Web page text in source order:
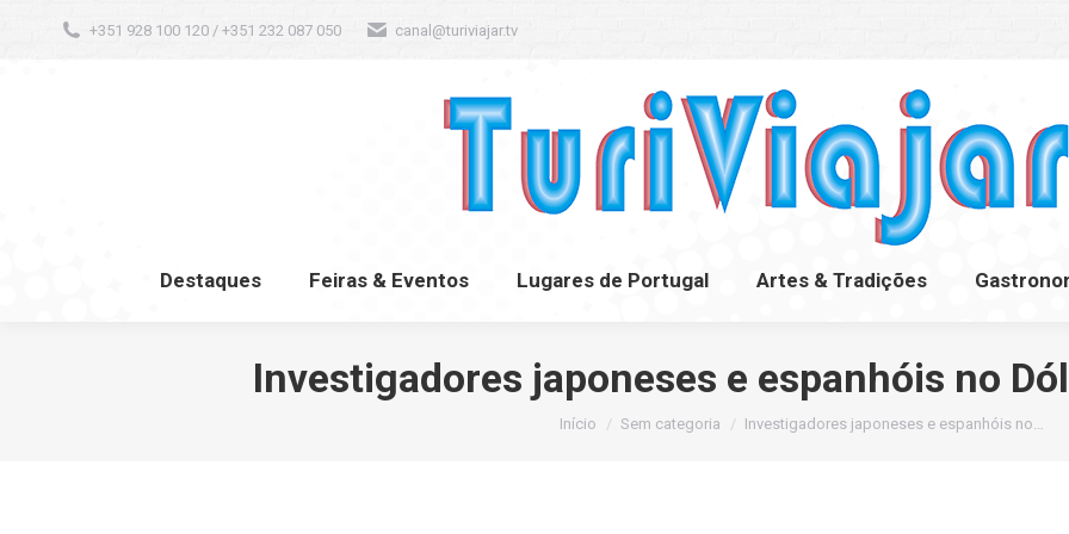
+351 928 100 120 / +351 232 087 050 canal@turiviajar.tv
Destaques Feiras & Eventos Lugares de Portugal Artes & Tradições
Investigadores japoneses e espanhóis no
Você está aqui:
Início Sem categoria Investigadores japoneses e espanhóis no…
Destaques Feiras & Eventos